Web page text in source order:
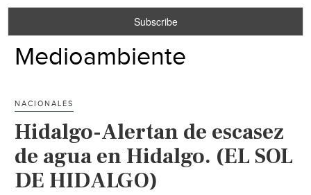
Medioambiente
NACIONALES
Hidalgo-Alertan de escasez
de agua en Hidalgo. (EL SOL
DE HIDALGO)